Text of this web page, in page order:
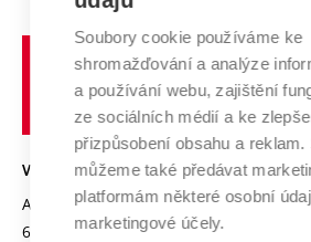
Systém zajišťování kvality výzkumu
Výzkumné infrastruktury
Transfer znalostí
Open Science
Projekty
Projekty ze strukturálních fondů
Spolupráce se školami
Mezinárodní dohody
Univerzitní sítě
Profil univerzity
Udržitelná univerzita
Podnikavá univerzita / ContriBUTe
Bezpečná univerzita
Vyznamenání
Organizační struktura
VYSOKÉ UČENÍ TECHNICKÉ V BRNĚ
Antonínská 548/1
602 00 Brno
www.vut.cz
vut@vutbr.cz
Soubory cookie používáme ke
shromažďování a analýze
a používání webu, zajištění
ze sociálních médií a ke
přizpůsobení obsahu a reklam.
můžeme také předávat
platformám některé osobní
marketingové účely.